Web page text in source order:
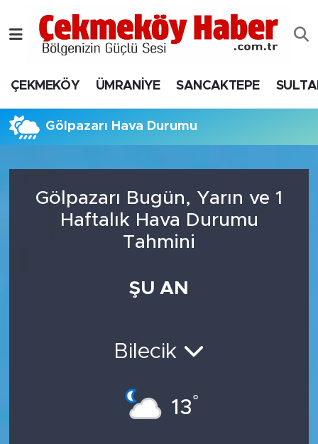
ÇEKMEKÖY ÜMRANİYE SANCAKTEPE
Gölpazarı Hava Durumu
Gölpazarı Bugün, Yarın ve 1
Haftalık Hava Durumu
Tahmini
ŞU AN
Bilecik
13°
Nöbetçi Eczaneler
Hava Durumu
Namaz Vakitleri
Süper Lig Puan Durumu ve Fikstür
Tüm Manşetler